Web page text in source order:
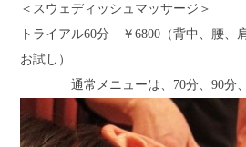
＜スウェディッシュマッサージ＞
トライアル60分 ￥6800（背中、腰
お試し）
通常メニューは、70分、90分、